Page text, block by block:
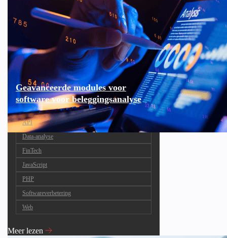
Geavanceerde modules voor
software voor beleggingsanalyse
API
Data-analyse
FinTech
JavaScript
PHP
Softwareverbetering
Web
Meer lezen